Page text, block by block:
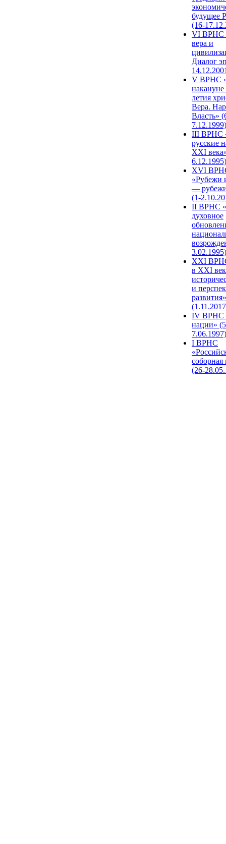
будущее
(16-
VI ВРНС
вера и
Диалог
V ВРНС
накануне
летия
Вера.
Власть»
7.12.1999)
III ВРНС
русские
XXI
6.12.1995)
XVI
«Рубежи
—
(1-
II ВРНС
духовное
3.02.1995)
XХI
в XXI
и
развития»
IV ВРНС
нации»
7.06.1997)
I ВРНС
(26-